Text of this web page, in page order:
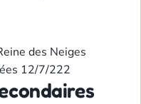
des Neiges
12/7/222